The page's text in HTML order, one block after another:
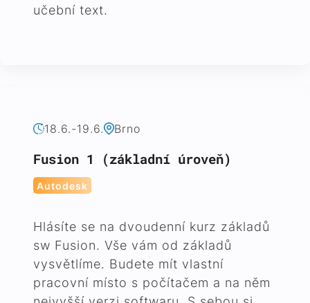
učební text.
18.6.-19.6. Brno
Fusion 1 (základní úroveň)
Autodesk
Hlásíte se na dvoudenní kurz základů
sw Fusion. Vše vám od základů
vysvětlíme. Budete mít vlastní
pracovní místo s počítačem a na něm